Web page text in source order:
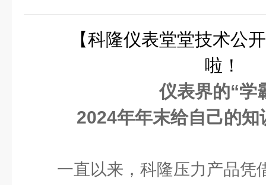
【科隆仪表堂堂技术公
啦！
仪表界的“学
2024年年末给自己的
一直以来，科隆压力产品凭